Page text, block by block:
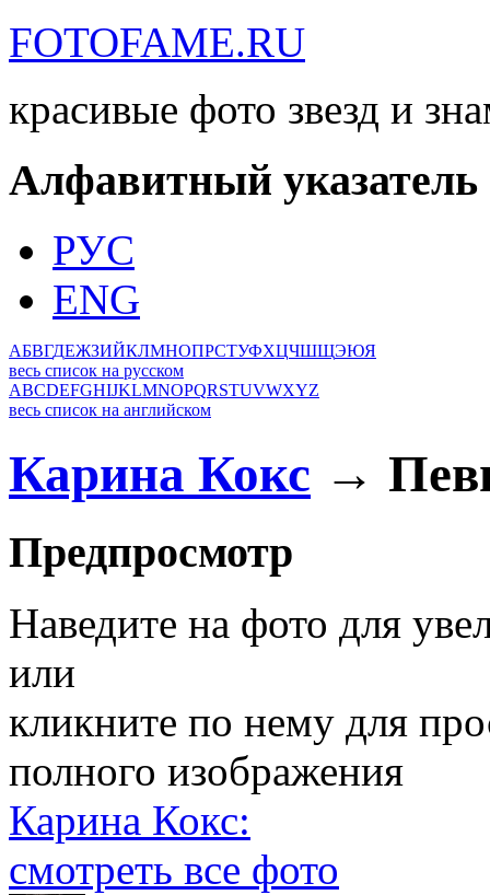
FOTOFAME.RU
красивые фото звезд и
Алфавитный указатель
РУС
ENG
АБВГДЕЖЗИЙКЛМНОПРСТУФХЦЧШЩЭЮЯ
весь список на русском
ABCDEFGHIJKLMNOPQRSTUVWXYZ
весь список на английском
Карина Кокс →
Предпросмотр
Наведите на фото для
или
кликните по нему для
полного изображения
Карина Кокс:
смотреть все фото